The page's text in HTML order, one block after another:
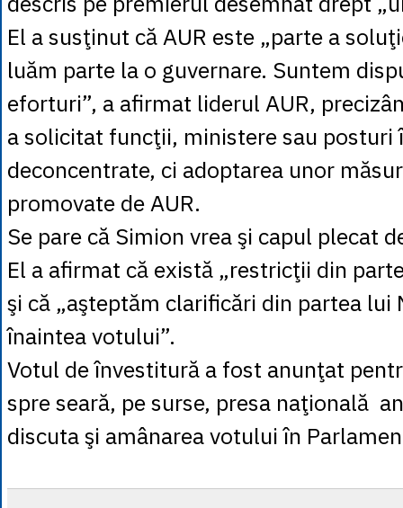
El a susţinut că AUR este „parte a
luăm parte la o guvernare. Suntem
eforturi”, a afirmat liderul AUR,
a solicitat funcţii, ministere sau
deconcentrate, ci adoptarea unor
promovate de AUR.
Se pare că Simion vrea şi capul plecat
El a afirmat că există „restricţii din
şi că „aşteptăm clarificări din partea lui
înaintea votului”.
Votul de învestitură a fost anunţat
spre seară, pe surse, presa naţională
discuta şi amânarea votului în